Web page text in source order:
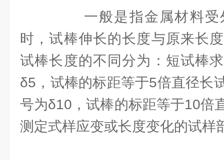
一般是指金属材料受
时，试棒伸长的长度与原来长
试棒长度的不同分为：短试棒
δ5，试棒的标距等于5倍直径长
号为δ10，试棒的标距等于10倍
测定式样应变或长度变化的试样